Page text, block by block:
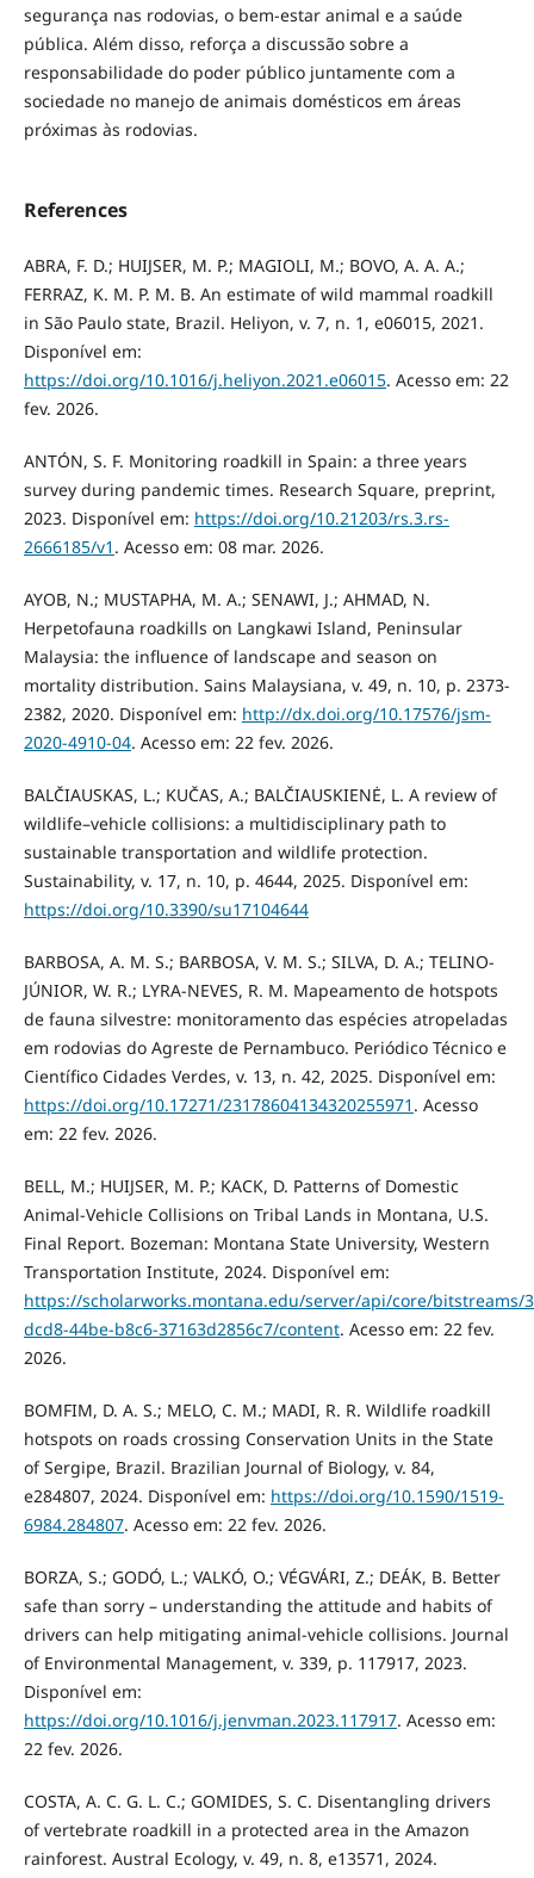
segurança nas rodovias, o bem-estar animal e a saúde
pública. Além disso, reforça a discussão sobre a
responsabilidade do poder público juntamente com a
sociedade no manejo de animais domésticos em áreas
próximas às rodovias.
References
ABRA, F. D.; HUIJSER, M. P.; MAGIOLI, M.; BOVO, A. A. A.;
FERRAZ, K. M. P. M. B. An estimate of wild mammal roadkill
in São Paulo state, Brazil. Heliyon, v. 7, n. 1, e06015, 2021.
Disponível em:
https://doi.org/10.1016/j.heliyon.2021.e06015. Acesso em: 22
fev. 2026.
ANTÓN, S. F. Monitoring roadkill in Spain: a three years
survey during pandemic times. Research Square, preprint,
2023. Disponível em: https://doi.org/10.21203/rs.3.rs-
2666185/v1 . Acesso em: 08 mar. 2026.
AYOB, N.; MUSTAPHA, M. A.; SENAWI, J.; AHMAD, N.
Herpetofauna roadkills on Langkawi Island, Peninsular
Malaysia: the influence of landscape and season on
mortality distribution. Sains Malaysiana, v. 49, n. 10, p. 2373-
2382, 2020. Disponível em: http://dx.doi.org/10.17576/jsm-
2020-4910-04. Acesso em: 22 fev. 2026.
BALČIAUSKAS, L.; KUČAS, A.; BALČIAUSKIENĖ, L. A review of
wildlife–vehicle collisions: a multidisciplinary path to
sustainable transportation and wildlife protection.
Sustainability, v. 17, n. 10, p. 4644, 2025. Disponível em:
https://doi.org/10.3390/su17104644
BARBOSA, A. M. S.; BARBOSA, V. M. S.; SILVA, D. A.; TELINO-
JÚNIOR, W. R.; LYRA-NEVES, R. M. Mapeamento de hotspots
de fauna silvestre: monitoramento das espécies atropeladas
em rodovias do Agreste de Pernambuco. Periódico Técnico e
Científico Cidades Verdes, v. 13, n. 42, 2025. Disponível em:
https://doi.org/10.17271/23178604134320255971 . Acesso
em: 22 fev. 2026.
BELL, M.; HUIJSER, M. P.; KACK, D. Patterns of Domestic
Animal-Vehicle Collisions on Tribal Lands in Montana, U.S.
Final Report. Bozeman: Montana State University, Western
Transportation Institute, 2024. Disponível em:
https://scholarworks.montana.edu/server/api/core/bitstreams/
dcd8-44be-b8c6-37163d2856c7/content. Acesso em: 22 fev.
2026.
BOMFIM, D. A. S.; MELO, C. M.; MADI, R. R. Wildlife roadkill
hotspots on roads crossing Conservation Units in the State
of Sergipe, Brazil. Brazilian Journal of Biology, v. 84,
e284807, 2024. Disponível em: https://doi.org/10.1590/1519-
6984.284807. Acesso em: 22 fev. 2026.
BORZA, S.; GODÓ, L.; VALKÓ, O.; VÉGVÁRI, Z.; DEÁK, B. Better
safe than sorry – understanding the attitude and habits of
drivers can help mitigating animal-vehicle collisions. Journal
of Environmental Management, v. 339, p. 117917, 2023.
Disponível em:
https://doi.org/10.1016/j.jenvman.2023.117917. Acesso em:
22 fev. 2026.
COSTA, A. C. G. L. C.; GOMIDES, S. C. Disentangling drivers
of vertebrate roadkill in a protected area in the Amazon
rainforest. Austral Ecology, v. 49, n. 8, e13571, 2024.